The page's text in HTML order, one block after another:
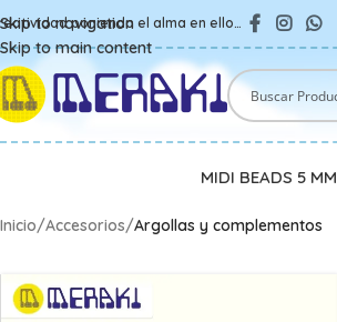
Skip to navigation
Skip to main content
poniendo el alma en ello…
MIDI BEADS 5 MM
Inicio/Accesorios/Argollas y complementos